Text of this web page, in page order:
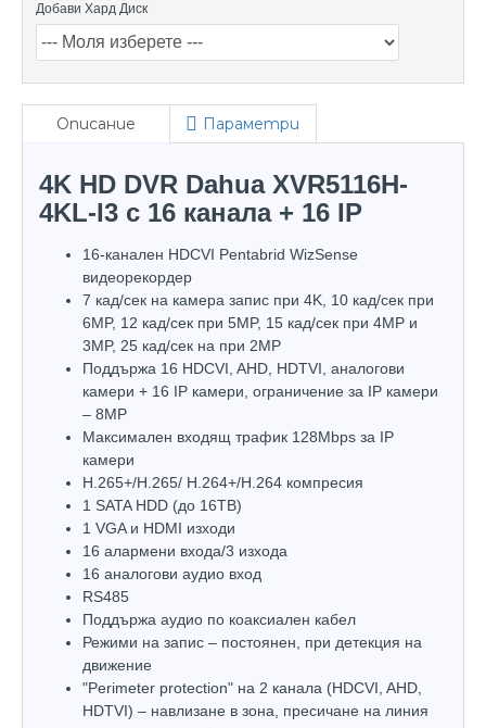
Добави Хард Диск
Описание Параметри
4K HD DVR Dahua XVR5116H-
4KL-I3 с 16 канала + 16 IP
16-канален HDCVI Pentabrid WizSense
видеорекордер
7 кад/сек на камера запис при 4K, 10 кад/сек при
6MP, 12 кад/сек при 5MP, 15 кад/сек при 4MP и
3MP, 25 кад/сек на при 2MP
Поддържа 16 HDCVI, AHD, HDTVI, аналогови
камери + 16 IP камери, ограничение за IP камери
– 8МP
Максимален входящ трафик 128Mbps за IP
камери
H.265+/H.265/ H.264+/H.264 компресия
1 SATA HDD (до 16TB)
1 VGA и HDMI изходи
16 алармени входа/3 изхода
16 аналогови аудио вход
RS485
Поддържа аудио по коаксиален кабел
Режими на запис – постоянен, при детекция на
движение
"Perimeter protection" на 2 канала (HDCVI, AHD,
HDTVI) – навлизане в зона, пресичане на линия